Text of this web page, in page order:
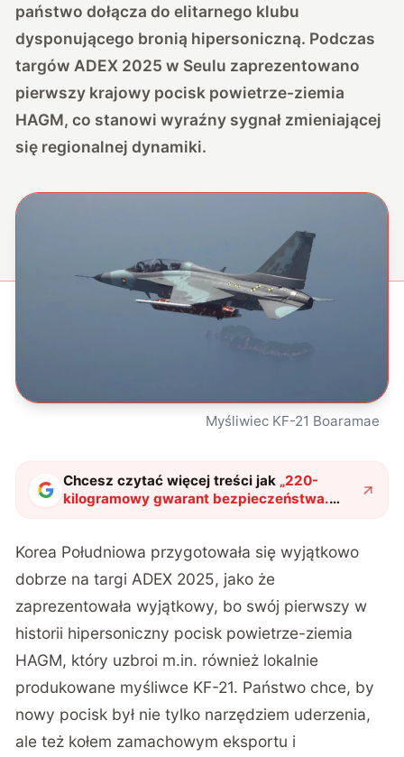
państwo dołącza do elitarnego klubu
dysponującego bronią hipersoniczną. Podczas
targów ADEX 2025 w Seulu zaprezentowano
pierwszy krajowy pocisk powietrze-ziemia
HAGM, co stanowi wyraźny sygnał zmieniającej
się regionalnej dynamiki.
Myśliwiec KF-21 Boaramae
Chcesz czytać więcej treści jak „220-
kilogramowy gwarant bezpieczeństwa.
Kolejne państwo w elitarnym klubie
Korea Południowa przygotowała się wyjątkowo
dobrze na targi ADEX 2025, jako że
zaprezentowała wyjątkowy, bo swój pierwszy w
historii hipersoniczny pocisk powietrze-ziemia
HAGM, który uzbroi m.in. również lokalnie
produkowane myśliwce KF-21. Państwo chce, by
nowy pocisk był nie tylko narzędziem uderzenia,
ale też kołem zamachowym eksportu i